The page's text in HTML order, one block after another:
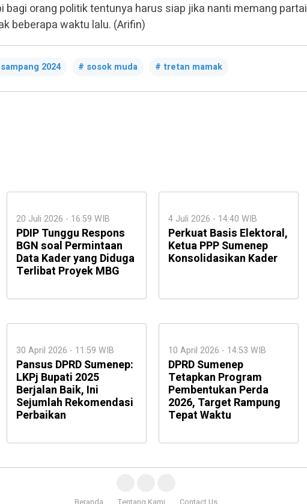
bagi orang politik tentunya harus siap jika nanti memang partai
beberapa waktu lalu. (Arifin)
2024 sosok muda tretan mamak
20 Juli 2026 - 16:59 WIB
PDIP Tunggu Respons
BGN soal Permintaan
Data Kader yang Diduga
Terlibat Proyek MBG
4 Juli 2026 - 14:40 WIB
Perkuat Basis Elektoral,
Ketua PPP Sumenep
Konsolidasikan Kader
30 April 2026 - 11:59 WIB
Pansus DPRD Sumenep:
LKPj Bupati 2025
Berjalan Baik, Ini
Sejumlah Rekomendasi
Perbaikan
10 April 2026 - 14:53 WIB
DPRD Sumenep
Tetapkan Program
Pembentukan Perda
2026, Target Rampung
Tepat Waktu